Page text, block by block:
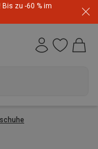
zu -60 % im